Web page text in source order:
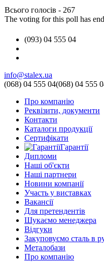
Всього голосів - 267
The voting for this poll has
(093) 04 555 04
info@stalex.ua
(068) 04 555 04(068) 04 555
Про компанію
Реквізити, документи
Контакти
Каталоги продукції
Сертифікати
Гарантії
Дипломи
Наші об'єкти
Наші партнери
Новини компанії
Участь у виставках
Вакансії
Для претендентів
Шукаємо менеджера
Відгуки
Закуповуємо сталь в
Металобази
Про компанію